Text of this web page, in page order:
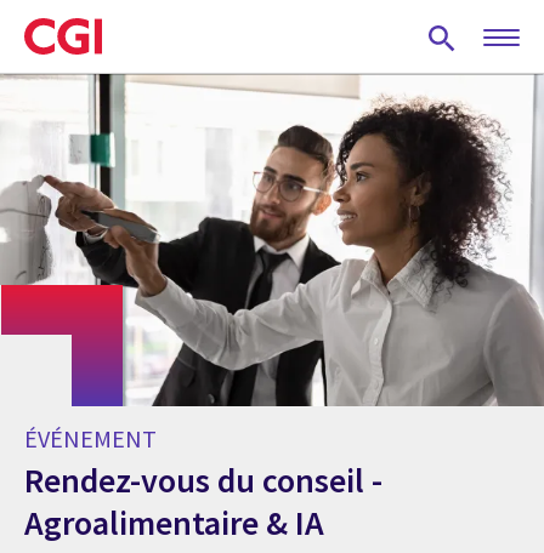
Skip
to
main
ÉVÉNEMENT
Rendez-vous du conseil -
Agroalimentaire & IA